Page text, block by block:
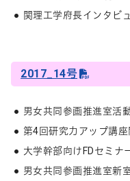
関理工学府長インタビ
2017_14号
男女共同参画推進室活
第4回研究力アップ講座
大学幹部向けFDセミナ
男女共同参画推進室新